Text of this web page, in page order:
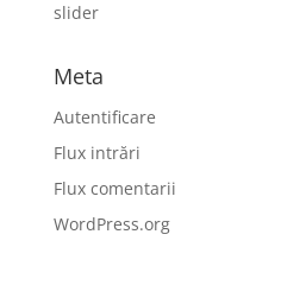
slider
Meta
Autentificare
Flux intrări
Flux comentarii
WordPress.org